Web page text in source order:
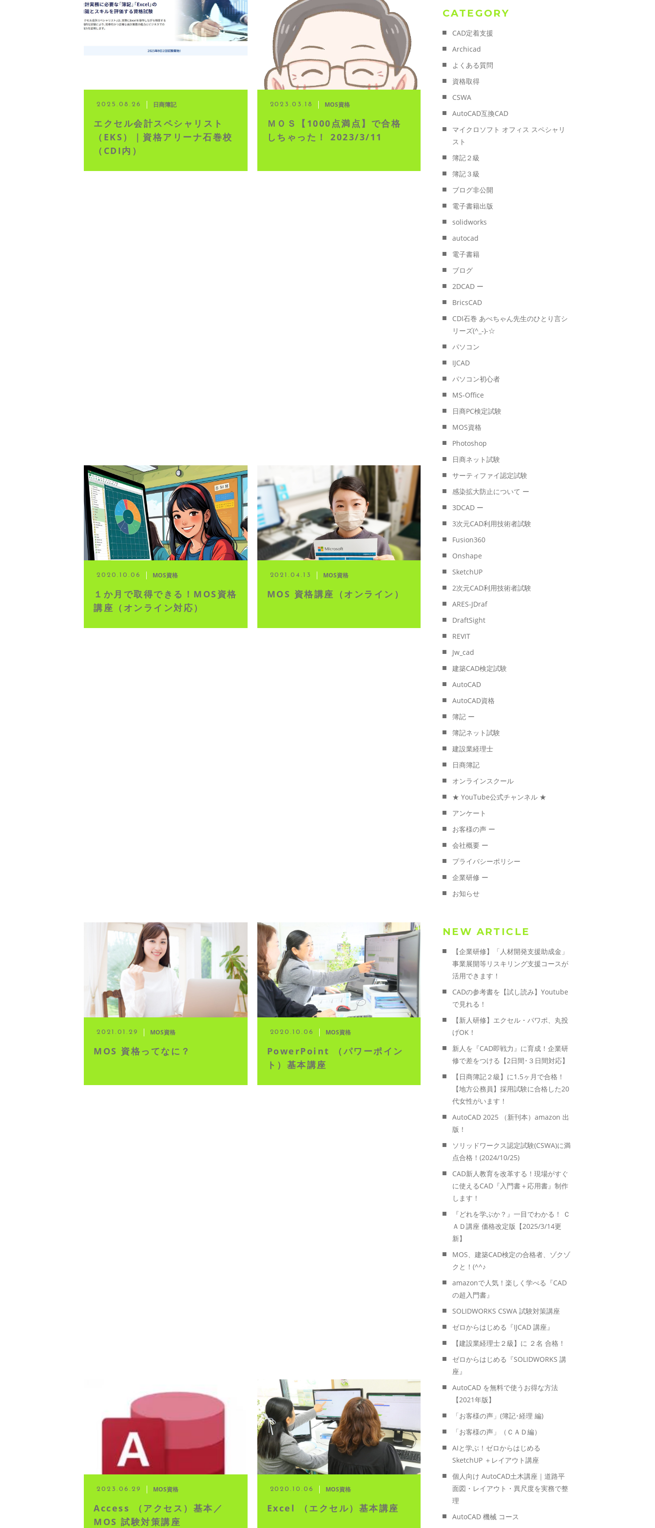
◆ 資格･ネット試験
◆ オンラインによる授業／体験
◇ Youtubeチャンネル・ライブ配信
◇ よくある質問
2025.08.26 日商簿記
エクセル会計スペシャリスト
（EKS）｜資格アリーナ石巻校
（CDI内）
2023.03.18 MOS資格
ＭＯＳ【1000点満点】で合格
しちゃった！ 2023/3/11
2020.10.06 MOS資格
１か月で取得できる！MOS資格
講座（オンライン対応）
2021.04.13 MOS資格
MOS 資格講座（オンライン）
2021.01.29 MOS資格
MOS 資格ってなに？
2020.10.06 MOS資格
PowerPoint （パワーポイン
ト）基本講座
2023.06.29 MOS資格
Access （アクセス）基本／
MOS 試験対策講座
2020.10.06 MOS資格
Excel （エクセル）基本講座
CATEGORY
CAD定着支援
Archicad
よくある質問
資格取得
CSWA
AutoCAD互換CAD
マイクロソフト オフィス スペシャリ
スト
簿記２級
簿記３級
ブログ非公開
電子書籍出版
solidworks
autocad
電子書籍
ブログ
2DCAD ー
BricsCAD
CDI石巻 あべちゃん先生のひとり言シ
リーズ(^_-)-☆
パソコン
IJCAD
パソコン初心者
MS-Office
日商PC検定試験
MOS資格
Photoshop
日商ネット試験
サーティファイ認定試験
感染拡大防止について ー
3DCAD ー
3次元CAD利用技術者試験
Fusion360
Onshape
SketchUP
2次元CAD利用技術者試験
ARES-JDraf
DraftSight
REVIT
Jw_cad
建築CAD検定試験
AutoCAD
AutoCAD資格
簿記 ー
簿記ネット試験
建設業経理士
日商簿記
オンラインスクール
★ YouTube公式チャンネル ★
アンケート
お客様の声 ー
会社概要 ー
プライバシーポリシー
企業研修 ー
お知らせ
NEW ARTICLE
【企業研修】「人材開発支援助成金」
事業展開等リスキリング支援コースが
活用できます！
CADの参考書を【試し読み】Youtube
で見れる！
【新人研修】エクセル・パワポ、丸投
げOK！
新人を『CAD即戦力』に育成！企業研
修で差をつける【2日間･３日間対応】
【日商簿記２級】に1.5ヶ月で合格！
【地方公務員】採用試験に合格した20
代女性がいます！
AutoCAD 2025 （新刊本）amazon 出
版！
ソリッドワークス認定試験(CSWA)に満
点合格！(2024/10/25)
CAD新人教育を改革する！現場がすぐ
に使えるCAD『入門書＋応用書』制作
します！
『どれを学ぶか？』一目でわかる！ Ｃ
ＡＤ講座 価格改定版【2025/3/14更
新】
MOS、建築CAD検定の合格者、ゾクゾ
クと！(^^♪
amazonで人気！楽しく学べる『CAD
の超入門書』
SOLIDWORKS CSWA 試験対策講座
ゼロからはじめる『IJCAD 講座』
【建設業経理士２級】に ２名 合格！
ゼロからはじめる『SOLIDWORKS 講
座』
AutoCAD を無料で使うお得な方法
【2021年版】
「お客様の声」(簿記･経理 編)
「お客様の声」（ＣＡＤ編）
AIと学ぶ！ゼロからはじめる
SketchUP ＋レイアウト講座
個人向け AutoCAD土木講座｜道路平
面図・レイアウト・異尺度を実務で整
理
AutoCAD 機械 コース